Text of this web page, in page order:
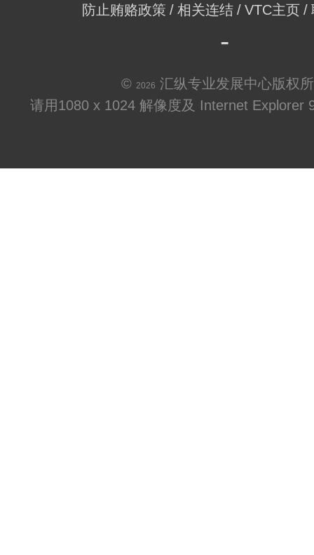
防止贿赂政策
相关连结 VTC主页
© 2026 汇纵专业发展中心版权
请用1080 x 1024 解像度及 Internet Explorer